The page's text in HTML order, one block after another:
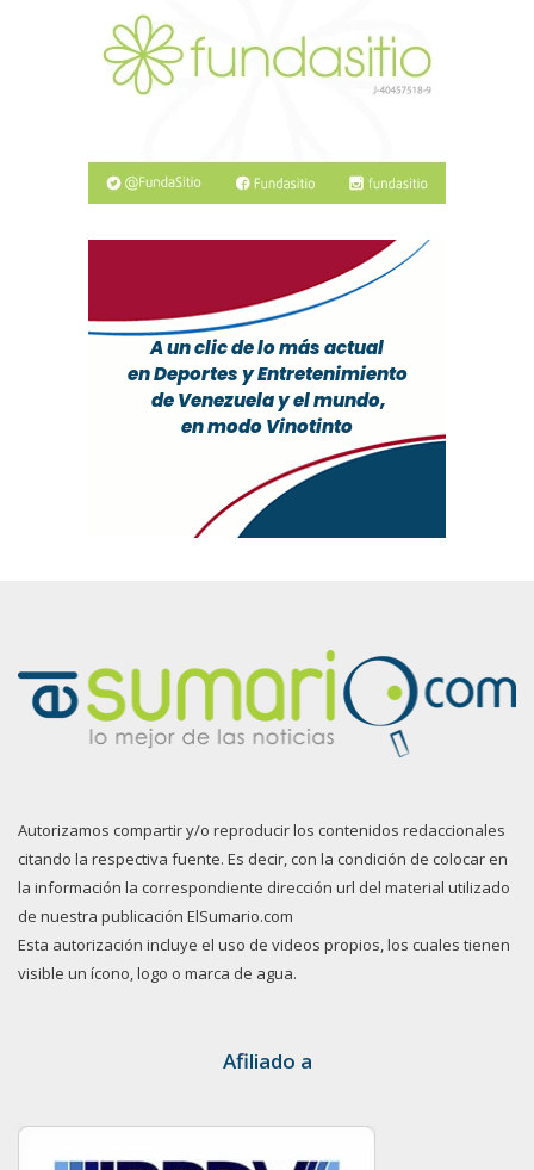
Autorizamos compartir y/o reproducir los contenidos redaccionales
citando la respectiva fuente. Es decir, con la condición de colocar en
la información la correspondiente dirección url del material utilizado
de nuestra publicación ElSumario.com
Esta autorización incluye el uso de videos propios, los cuales tienen
visible un ícono, logo o marca de agua.
Afiliado a